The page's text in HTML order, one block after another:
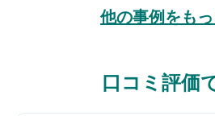
他の事例をも
口コミ評価